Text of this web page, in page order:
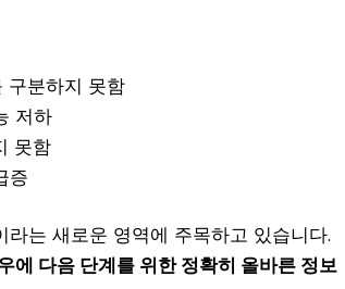
구분하지 못함
저하
못함
증
는 새로운 영역에 주목하고 있습니다.
에 다음 단계를 위한 정확히 올바른 정보